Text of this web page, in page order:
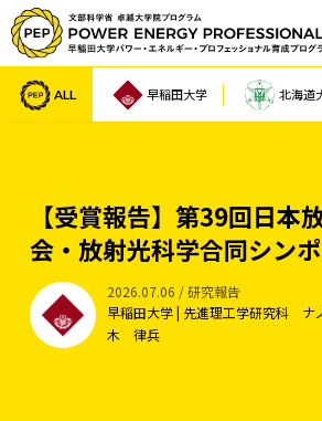
ALL 早稲田大学 北海道
【受賞報告】第39回日本
会・放射光科学合同シン
2026.07.06 / 研究報告
早稲田大学 | 先進理工学研究科
木 律兵